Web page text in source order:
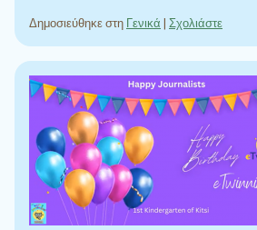
Δημοσιεύθηκε στη Γενικά | Σχολιάστε